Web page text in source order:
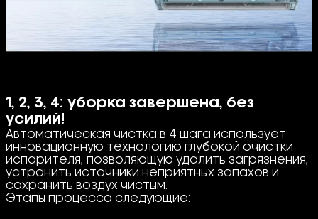
1, 2, 3, 4: уборка завершена, без
усилий!
Автоматическая чистка в 4 шага использует
инновационную технологию глубокой очистки
испарителя, позволяющую удалить загрязнения,
устранить источники неприятных запахов и
сохранить воздух чистым.
Этапы процесса следующие: